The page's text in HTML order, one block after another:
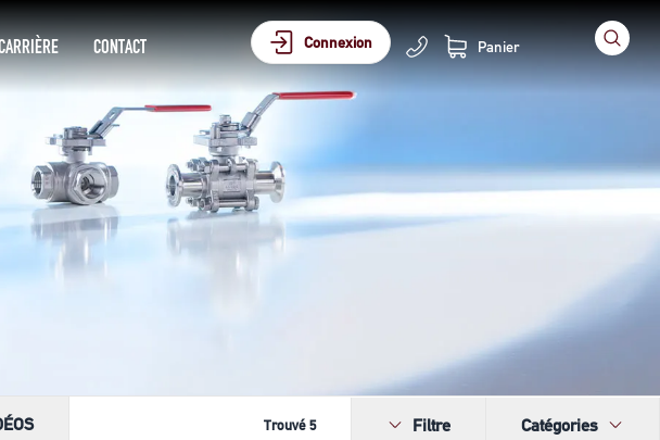
CONTACT Connexion Panier
Trouvé5 Filtre Catégories